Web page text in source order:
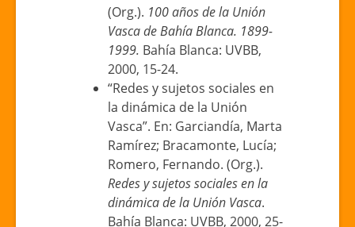
(Org.). 100 años de la Unión
Vasca de Bahía Blanca. 1899-
1999. Bahía Blanca: UVBB,
2000, 15-24.
“Redes y sujetos sociales en
la dinámica de la Unión
Vasca”. En: Garciandía, Marta
Ramírez; Bracamonte, Lucía;
Romero, Fernando. (Org.).
Redes y sujetos sociales en la
dinámica de la Unión Vasca.
Bahía Blanca: UVBB, 2000, 25-